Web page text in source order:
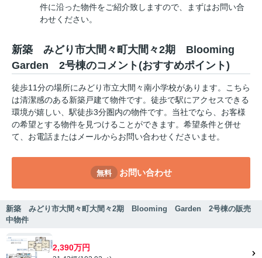
件に沿った物件をご紹介致しますので、まずはお問い合
わせください。
新築 みどり市大間々町大間々2期 Blooming
Garden 2号棟のコメント(おすすめポイント)
徒歩11分の場所にみどり市立大間々南小学校があります。こちら
は清潔感のある新築戸建て物件です。徒歩で駅にアクセスできる
環境が嬉しい、駅徒歩3分圏内の物件です。当社でなら、お客様
の希望とする物件を見つけることができます。希望条件と併せ
て、お電話またはメールからお問い合わせくださいませ。
無料 お問い合わせ
新築 みどり市大間々町大間々2期 Blooming Garden 2号棟の販売
中物件
2,390万円